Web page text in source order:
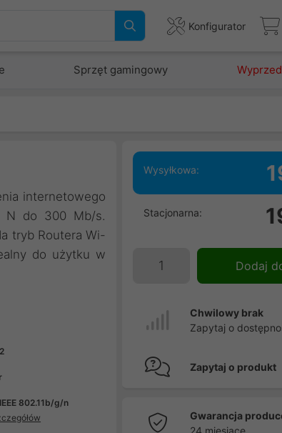
Konfigurator
Sprzęt gamingowy
internetowego
N do 300 Mb/s.
tryb Routera Wi-
do użytku w
2
IEEE 802.11b/g/n
Wysyłkowa:
Stacjonarna:
Dodaj
Chwilowy brak
Zapytaj o
Zapytaj o produkt
Gwarancja
24 miesiące